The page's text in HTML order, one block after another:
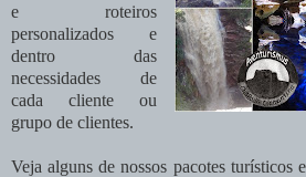
e roteiros
personalizados e
dentro das
necessidades de
cada cliente ou
grupo de clientes.
Veja alguns de nossos pacotes turísticos